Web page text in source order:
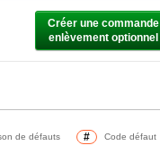
Créer une commande
enlèvement optionnel
de défauts # Code défaut